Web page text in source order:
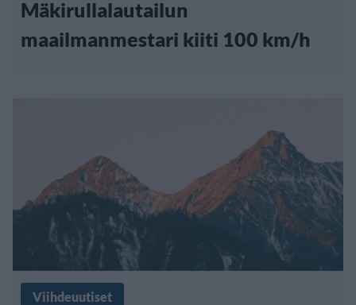
Mäkirullalautailun
maailmanmestari kiiti 100 km/h
Viihdeuutiset